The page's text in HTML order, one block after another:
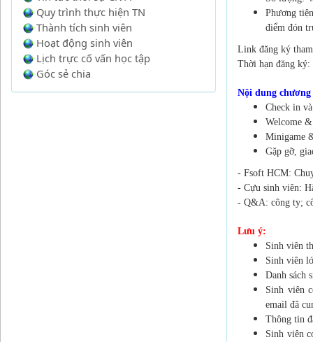
Quy trình thực hiện TN
Thành tích sinh viên
Hoạt động sinh viên
Lịch trực cố vấn học tập
Góc sẻ chia
Phương
điểm đón
Link đăng ký
Thời hạn đăng ký:
Nội dung
Check in
Welcome
Minigame
Gặp gỡ,
- Fsoft HCM:
- Cựu sinh viên:
- Q&A: công ty;
Lưu ý:
Sinh viên
Sinh viên
Danh sách
Sinh viên
email đã
Thông tin
Sinh viên